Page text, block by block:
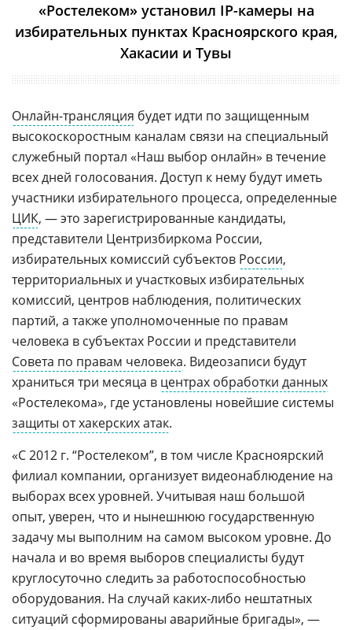
«Ростелеком» установил IP-камеры на
избирательных пунктах Красноярского края,
Хакасии и Тувы
Онлайн-трансляция будет идти по защищенным
высокоскоростным каналам связи на специальный
служебный портал «Наш выбор онлайн» в течение
всех дней голосования. Доступ к нему будут иметь
участники избирательного процесса, определенные
ЦИК, — это зарегистрированные кандидаты,
представители Центризбиркома России,
избирательных комиссий субъектов России,
территориальных и участковых избирательных
комиссий, центров наблюдения, политических
партий, а также уполномоченные по правам
человека в субъектах России и представители
Совета по правам человека. Видеозаписи будут
храниться три месяца в центрах обработки данных
«Ростелекома», где установлены новейшие системы
защиты от хакерских атак.
«С 2012 г. “Ростелеком”, в том числе Красноярский
филиал компании, организует видеонаблюдение на
выборах всех уровней. Учитывая наш большой
опыт, уверен, что и нынешнюю государственную
задачу мы выполним на самом высоком уровне. До
начала и во время выборов специалисты будут
круглосуточно следить за работоспособностью
оборудования. На случай каких-либо нештатных
ситуаций сформированы аварийные бригады», —